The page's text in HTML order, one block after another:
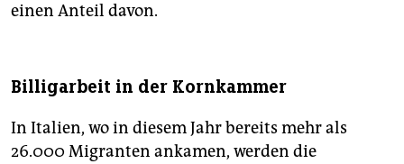
einen Anteil davon.
Billigarbeit in der Kornkammer
In Italien, wo in diesem Jahr bereits mehr als
26.000 Migranten ankamen, werden die